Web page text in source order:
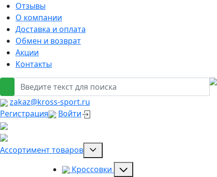
Отзывы
О компании
Доставка и оплата
Обмен и возврат
Акции
Контакты
zakaz@kross-sport.ru
Регистрация
Войти
Ассортимент товаров
Кроссовки